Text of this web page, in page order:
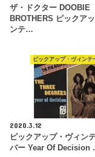
ザ・ドクター DOOBIE
BROTHERS ピックア
ンテ…
ピックアップ・ヴィンテ
2020.3.12
ピックアップ・ヴィン
バー Year Of Decision